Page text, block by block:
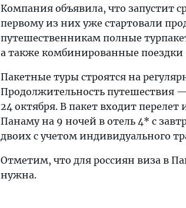
Компания объявила, что запустит
первому из них уже стартовали
путешественникам полные
а также комбинированные
Пакетные туры строятся на
Продолжительность путешествия
24 октября. В пакет входит
Панаму на 9 ночей в отель 4* с
двоих с учетом индивидуального
Отметим, что для россиян виза в
нужна.